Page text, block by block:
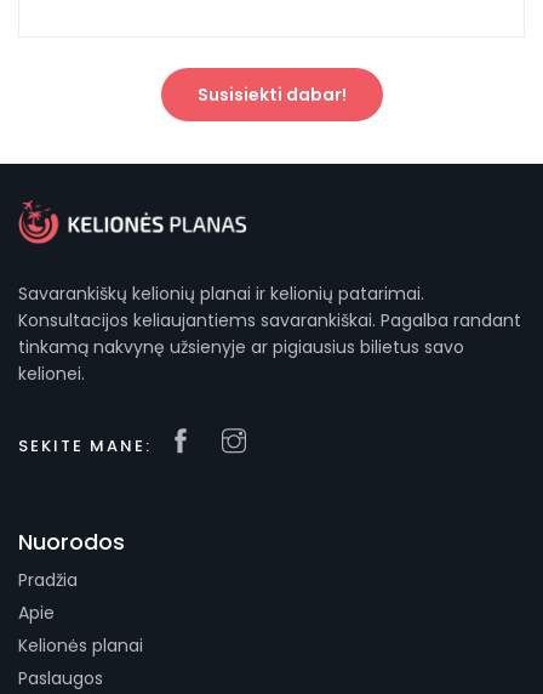
Susisiekti dabar!
Savarankiškų kelionių planai ir kelionių patarimai.
Konsultacijos keliaujantiems savarankiškai. Pagalba randant
tinkamą nakvynę užsienyje ar pigiausius bilietus savo
kelionei.
SEKITE MANE:
Nuorodos
Pradžia
Apie
Kelionės planai
Paslaugos